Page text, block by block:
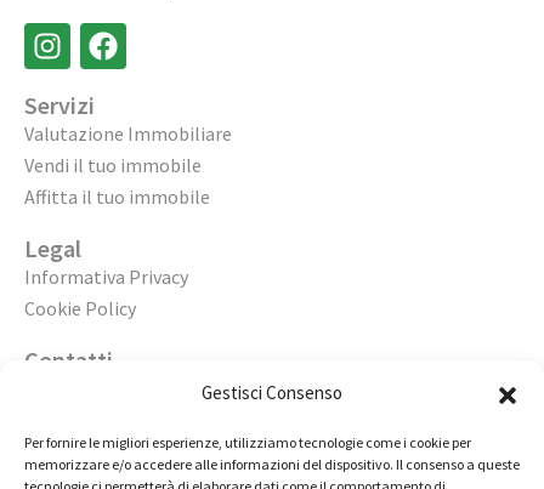
Gestisci Consenso
Per fornire le migliori esperienze, utilizziamo tecnologie come i cookie per
memorizzare e/o accedere alle informazioni del dispositivo. Il consenso a queste
Servizi
Valutazione Immobiliare
Vendi il tuo immobile
Affitta il tuo immobile
Legal
Informativa Privacy
Cookie Policy
Contatti